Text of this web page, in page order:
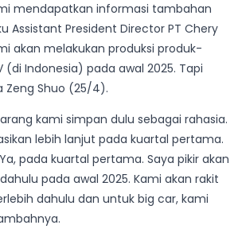
mendapatkan informasi tambahan
Assistant President Director PT Chery
akan melakukan produksi produk-
(di Indonesia) pada awal 2025. Tapi
Zeng Shuo (25/4).
kami simpan dulu sebagai rahasia.
lebih lanjut pada kuartal pertama.
pada kuartal pertama. Saya pikir akan
pada awal 2025. Kami akan rakit
dahulu dan untuk big car, kami